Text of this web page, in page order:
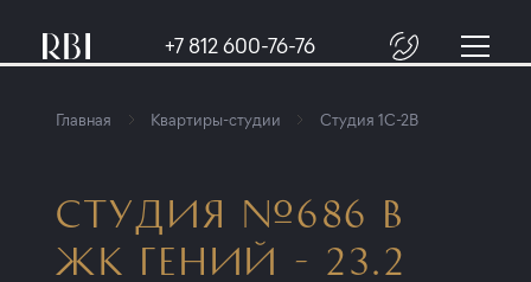
+7 812 600-76-76
Главная Квартиры-студии Студия 1C-2B
СТУДИЯ №686 В
ЖК ГЕНИЙ - 23.2